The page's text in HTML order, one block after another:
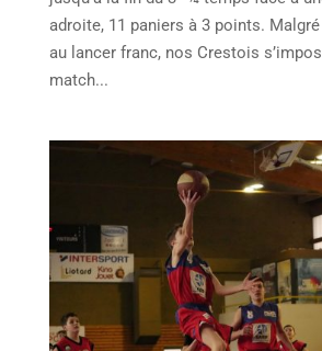
adroite, 11 paniers à 3 points.
au lancer franc, nos Crestois
match...